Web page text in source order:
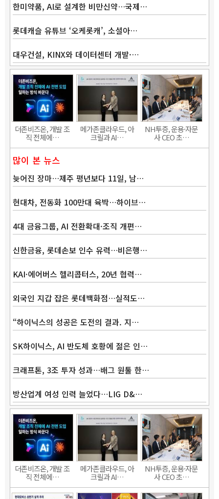
한미약품, AI로 설계한 비만신약…국제…
롯데캐슬 유튜브 ‘오케롯캐’, 소셜아…
대우건설, KINX와 데이터센터 개발·…
더존비즈온, 개발 조
직 전체에…
메가존클라우드, 아
크릴과 AI…
NH투증, 운용·자문
사 CEO 초…
많이 본 뉴스
늦어진 장마…제주 평년보다 11일, 남…
현대차, 전동화 100만대 육박…하이브…
4대 금융그룹, AI 전환확대·조직 개편…
신한금융, 롯데손보 인수 유력…비은행…
KAI·에어버스 헬리콥터스, 20년 협력…
외국인 지갑 잡은 롯데백화점…실적도…
“하이닉스의 성공은 도전의 결과. 지…
SK하이닉스, AI 반도체 호황에 젊은 인…
크래프톤, 3조 투자 성과…배그 원툴 한…
방산업계 여성 인력 늘었다…LIG D&…
더존비즈온, 개발 조
직 전체에…
메가존클라우드, 아
크릴과 AI…
NH투증, 운용·자문
사 CEO 초…